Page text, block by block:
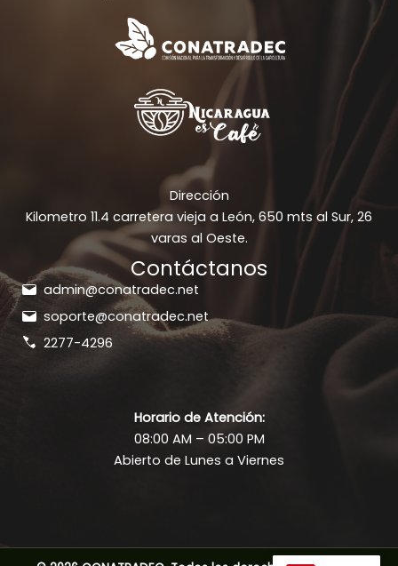
Dirección
Kilometro 11.4 carretera vieja a León, 650 mts al Sur, 26
varas al Oeste.
Contáctanos
admin@conatradec.net
soporte@conatradec.net
2277-4296
Horario de Atención:
08:00 AM – 05:00 PM
Abierto de Lunes a Viernes